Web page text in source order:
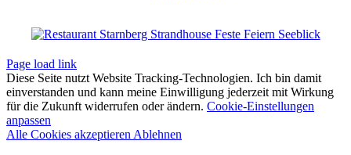
Page load link
Diese Seite nutzt Website Tracking-Technologien. Ich bin damit
einverstanden und kann meine Einwilligung jederzeit mit Wirkung
für die Zukunft widerrufen oder ändern. Cookie-Einstellungen
anpassen
Alle Cookies akzeptieren Ablehnen